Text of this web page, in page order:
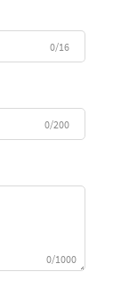
0/16
0/200
0/1000